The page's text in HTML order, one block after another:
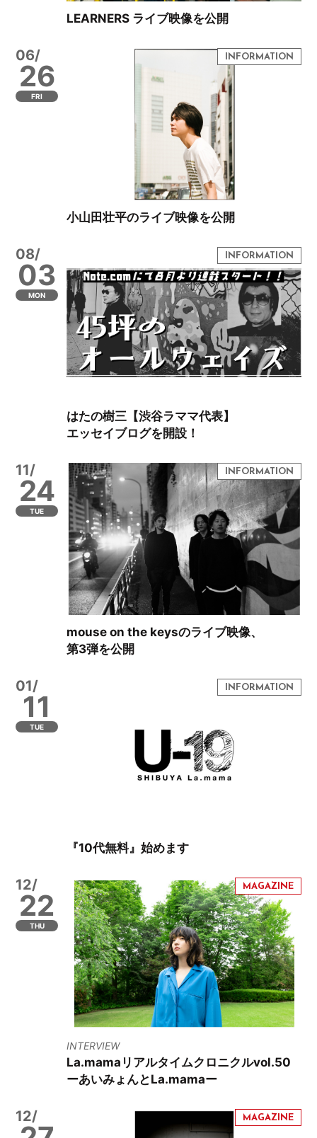
LEARNERS ライブ映像を公開
06/
26
FRI
小山田壮平のライブ映像を公開
08/
03
MON
はたの樹三【渋谷ラママ代表】
エッセイブログを開設！
11/
24
TUE
mouse on the keysのライブ映像、
第3弾を公開
01/
11
TUE
『10代無料』始めます
12/
22
THU
INTERVIEW
La.mamaリアルタイムクロニクルvol.50
ーあいみょんとLa.mamaー
12/